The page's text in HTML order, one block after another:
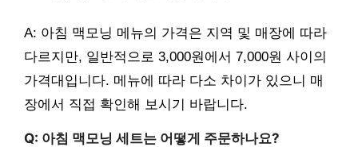
A: 아침 맥모닝 메뉴의 가격은 지역 및 매장에 따라
다르지만, 일반적으로 3,000원에서 7,000원 사이의
가격대입니다. 메뉴에 따라 다소 차이가 있으니 매
장에서 직접 확인해 보시기 바랍니다.
Q: 아침 맥모닝 세트는 어떻게 주문하나요?